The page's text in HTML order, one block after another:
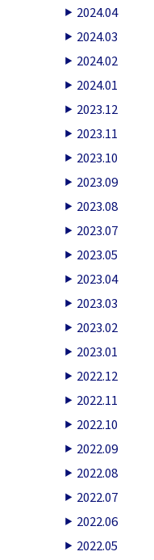
2024.04
2024.03
2024.02
2024.01
2023.12
2023.11
2023.10
2023.09
2023.08
2023.07
2023.05
2023.04
2023.03
2023.02
2023.01
2022.12
2022.11
2022.10
2022.09
2022.08
2022.07
2022.06
2022.05